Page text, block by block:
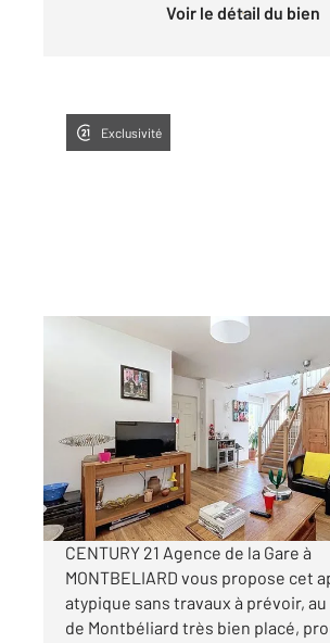
Voir le détail du bien
Exclusivité
MONTBELIARD 25
100,50 m , 5 pièces
Ref : 30668
Appartement F4 à vendre
179 000 €
Visiter le site dédié
CENTURY 21 Agence de la Gare à
MONTBELIARD vous propose cet
atypique sans travaux à prévoir,
de Montbéliard très bien placé,